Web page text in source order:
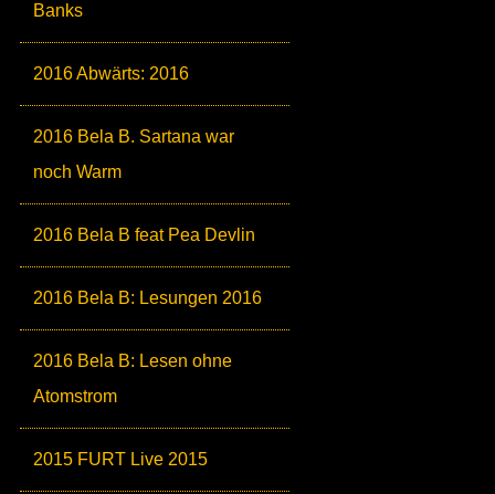
Banks
2016 Abwärts: 2016
2016 Bela B. Sartana war
noch Warm
2016 Bela B feat Pea Devlin
2016 Bela B: Lesungen 2016
2016 Bela B: Lesen ohne
Atomstrom
2015 FURT Live 2015